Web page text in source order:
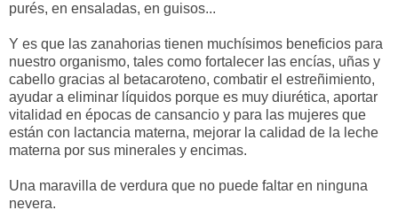
purés, en ensaladas, en guisos...
Y es que las zanahorias tienen muchísimos beneficios para
nuestro organismo, tales como fortalecer las encías, uñas y
cabello gracias al betacaroteno, combatir el estreñimiento,
ayudar a eliminar líquidos porque es muy diurética, aportar
vitalidad en épocas de cansancio y para las mujeres que
están con lactancia materna, mejorar la calidad de la leche
materna por sus minerales y encimas.
Una maravilla de verdura que no puede faltar en ninguna
nevera.